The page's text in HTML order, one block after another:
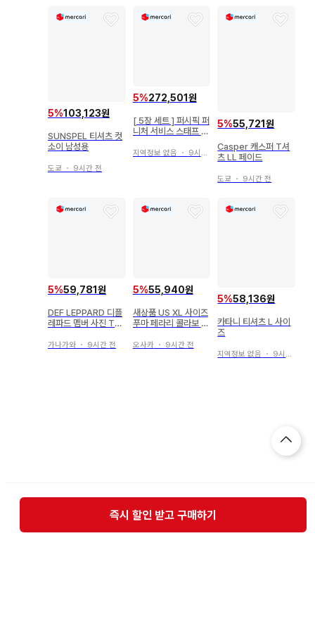
5%103,123원
SUNSPEL 티셔츠 컷
소이 남성용
도쿄 ・ 9시간 전
5%272,501원
[ 5장 세트 ] 퍼시픽 퍼
니처 서비스 스태프 T
지역정보 없음 ・ 9시간 전
5%55,721원
Casper 캐스퍼 T셔
츠 LL 페이드
도쿄 ・ 9시간 전
5%59,781원
DEF LEPPARD 디플
레파드 멤버 사진 T셔
가나가와 ・ 9시간 전
5%55,940원
새상품 US XL 사이즈
푸마 페라리 콜라보 로
오사카・ 9시간 전
5%58,136원
카타니 티셔츠 L 사이
즈
지역정보 없음 ・ 9시간 전
즉시 할인 받고 구매하기